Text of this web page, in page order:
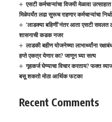
एसटी कर्मचाऱ्यांचा विजयी मेळावा
मिळेपर्यंत लढा सुरूच राहणार कर्मचाऱ्यांचा
‘लाडक्या बहिणीं’नंतर आता एसटी सवलत
शासनाची कडक नजर
लाडकी बहीण योजनेच्या लाभार्थ्यांना
हप्ते एकत्र येणार का? जाणून घ्या सत्य
गृहकर्ज घेण्याचा विचार करताय? फक्त
बसू शकतो मोठा आर्थिक फटका
Recent Comments